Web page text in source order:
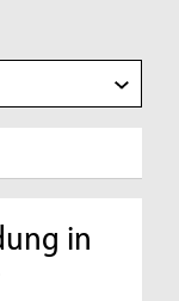
in